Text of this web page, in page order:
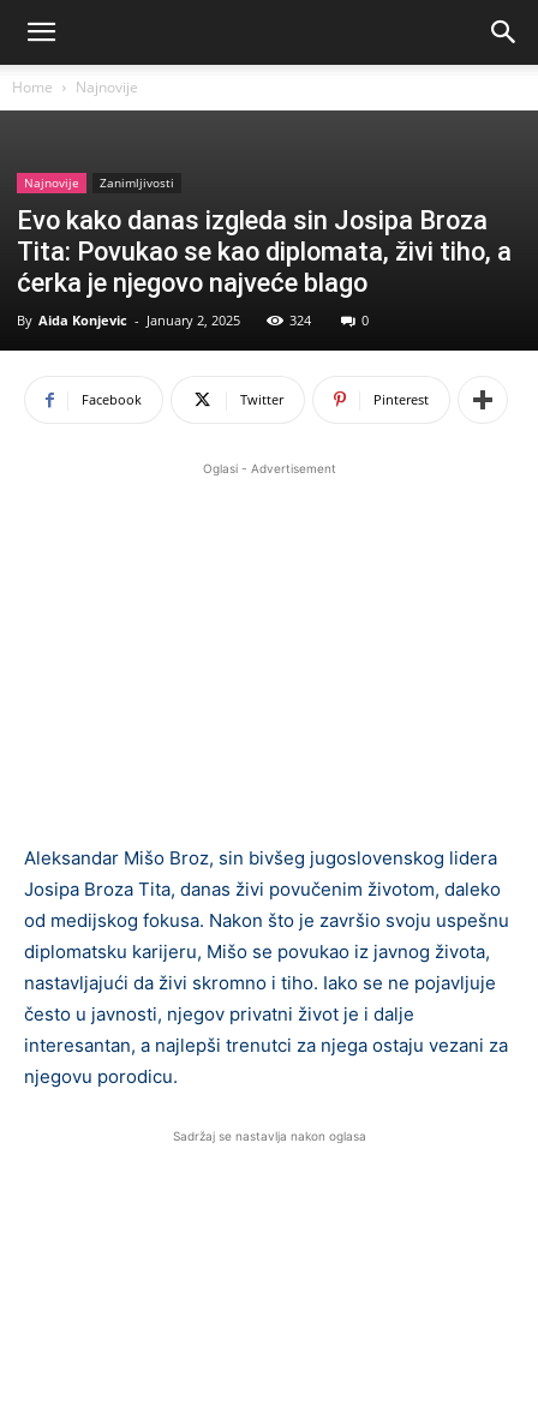
Home Najnovije
Najnovije Zanimljivosti
Evo kako danas izgleda sin Josipa Broza
Tita: Povukao se kao diplomata, živi tiho, a
ćerka je njegovo najveće blago
By Aida Konjevic - January 2, 2025 324 0
Facebook Twitter Pinterest
Oglasi - Advertisement
Aleksandar Mišo Broz, sin bivšeg jugoslovenskog lidera
Josipa Broza Tita, danas živi povučenim životom, daleko
od medijskog fokusa. Nakon što je završio svoju uspešnu
diplomatsku karijeru, Mišo se povukao iz javnog života,
nastavljajući da živi skromno i tiho. Iako se ne pojavljuje
često u javnosti, njegov privatni život je i dalje
interesantan, a najlepši trenutci za njega ostaju vezani za
njegovu porodicu.
Sadržaj se nastavlja nakon oglasa